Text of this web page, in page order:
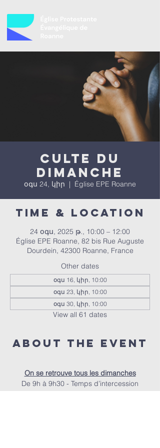
Culte du
dimanche
օգս 24, կիր
  |
Église EPE Roanne
Time & Location
24 օգս, 2025 թ., 10:00 – 12:00
Église EPE Roanne, 82 bis Rue Auguste
Dourdein, 42300 Roanne, France
Other dates
օգս 16, կիր, 10:00
օգս 23, կիր, 10:00
օգս 30, կիր, 10:00
View all 61 dates
About the event
On se retrouve tous les dimanches
De 9h à 9h30 - Temps d’intercession